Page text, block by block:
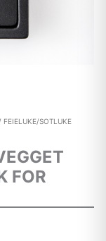
/ FEIELUKE/SOTLUKE
FOR